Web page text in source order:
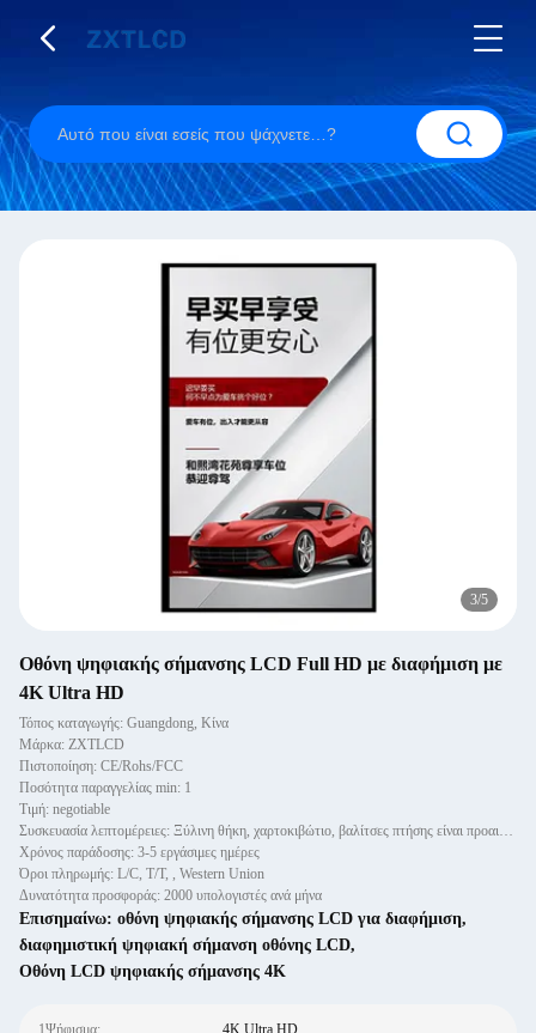
4/5
Οθόνη ψηφιακής σήμανσης LCD Full HD με διαφήμιση με
4K Ultra HD
Τόπος καταγωγής: Guangdong, Κίνα
Μάρκα: ZXTLCD
Πιστοποίηση: CE/Rohs/FCC
Ποσότητα παραγγελίας min: 1
Τιμή: negotiable
Συσκευασία λεπτομέρειες: Ξύλινη θήκη, χαρτοκιβώτιο, βαλίτσες πτήσης είναι προαιρετικά
Χρόνος παράδοσης: 3-5 εργάσιμες ημέρες
Όροι πληρωμής: L/C, T/T, , Western Union
Δυνατότητα προσφοράς: 2000 υπολογιστές ανά μήνα
Επισημαίνω: οθόνη ψηφιακής σήμανσης LCD για διαφήμιση,
διαφημιστική ψηφιακή σήμανση οθόνης LCD,
Οθόνη LCD ψηφιακής σήμανσης 4K
1Ψήφισμα: 4K Ultra HD